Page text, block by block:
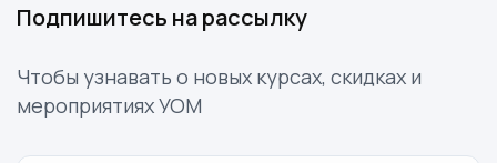
Подпишитесь на рассылку
Чтобы узнавать о новых курсах, скидках и
мероприятиях УОМ